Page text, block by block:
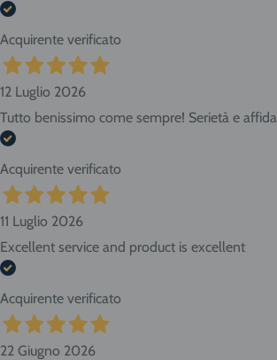
Acquirente verificato
12 Luglio 2026
Tutto benissimo come sempre! Serietà e
Acquirente verificato
11 Luglio 2026
Excellent service and product is excellent
Acquirente verificato
22 Giugno 2026